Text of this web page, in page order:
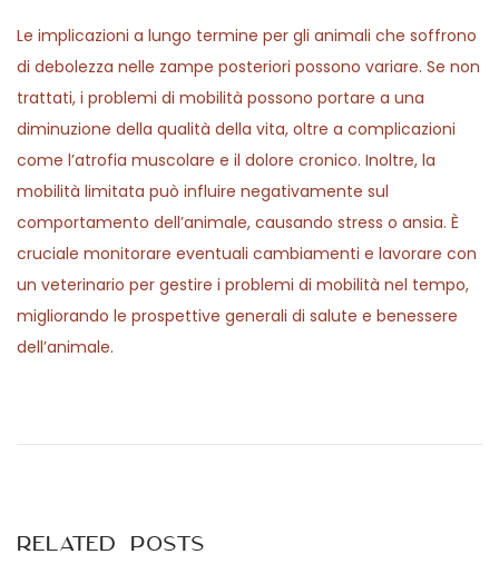
Le implicazioni a lungo termine per gli animali che soffrono
di debolezza nelle zampe posteriori possono variare. Se non
trattati, i problemi di mobilità possono portare a una
diminuzione della qualità della vita, oltre a complicazioni
come l’atrofia muscolare e il dolore cronico. Inoltre, la
mobilità limitata può influire negativamente sul
comportamento dell’animale, causando stress o ansia. È
cruciale monitorare eventuali cambiamenti e lavorare con
un veterinario per gestire i problemi di mobilità nel tempo,
migliorando le prospettive generali di salute e benessere
dell’animale.
s
o
iRelated Posts